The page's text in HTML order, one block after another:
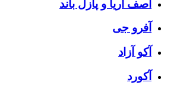
آصف آریا و پازل باند
آفرو جی
آکو آزاد
آکورد